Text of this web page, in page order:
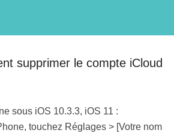
supprimer le compte iCloud
sous iOS 10.3.3, iOS 11 :
touchez Réglages > [Votre nom